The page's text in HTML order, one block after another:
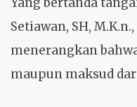
Setiawan, SH,
menerangkan
maupun maksud